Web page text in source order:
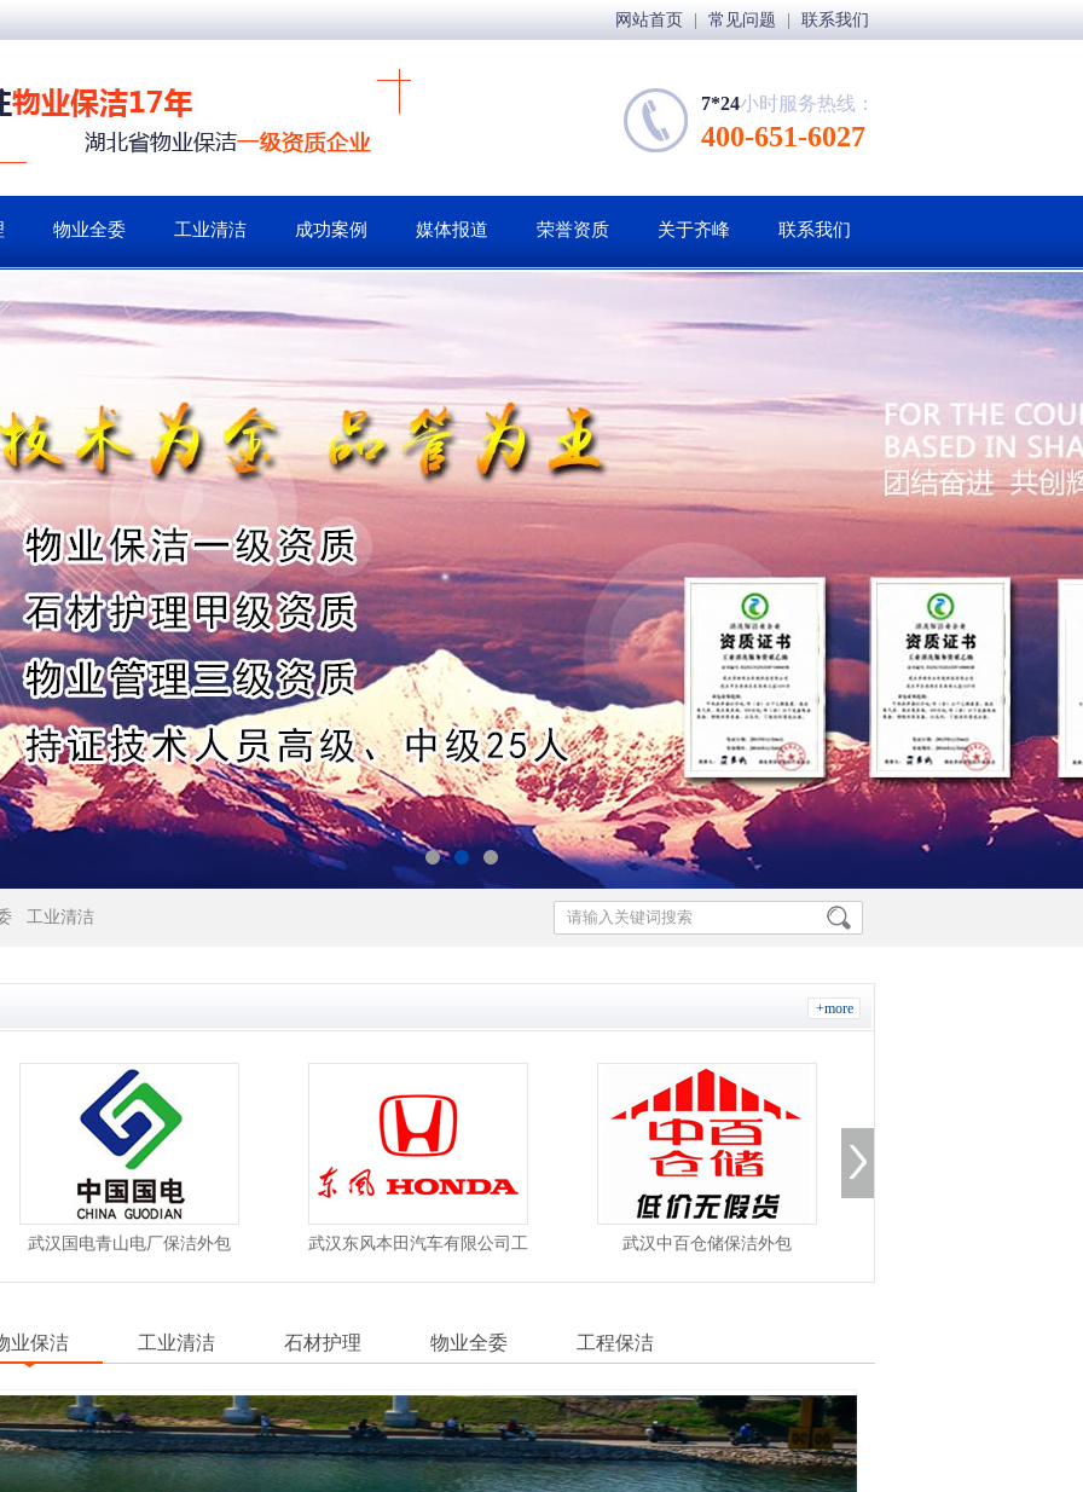
网站首页 常见问题 联系我们
7*24小时服务热线：
400-651-6027
物业全委 工业清洁 成功案例 媒体报道 荣誉资质 关于齐峰 联系我们
工业清洁
+more
厂保洁外包
武汉东风本田汽车有限公司工
业清洁
武汉中百仓储保洁外包 武汉良品铺子石材护理
业保洁 工业清洁 石材护理 物业全委 工程保洁